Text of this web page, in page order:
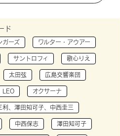
ド
ガーズ ワルター・アウアー
サントロフィ 歌心りえ
太田弦 広島交響楽団
LEO オクサーナ
利、澤田知可子、中西圭三
中西保志 澤田知可子